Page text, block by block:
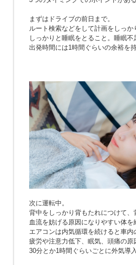
まずはドライブの前日まで。
ルート検索などをして計画をしっか
しっかりと睡眠をとること。睡眠不
出発時間には1時間ぐらいの余裕を
次に運転中。
背中をしっかり背もたれにつけて
血流を妨げる原因になりやすい体
エアコンは内気循環を続けると車内
疲労や注意力低下、眠気、頭痛の原
30分とか1時間ぐらいごとに外気導